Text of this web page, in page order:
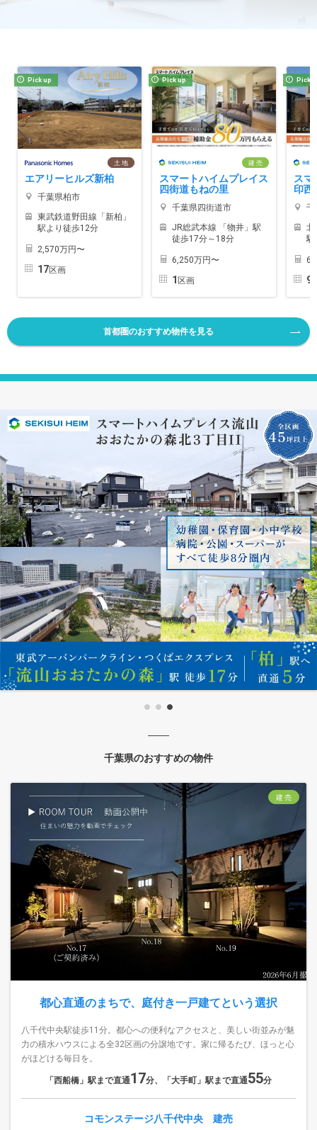
Pick up
土 地
エアリーヒルズ新柏
千葉県柏市
東武鉄道野田線「新柏」
駅より徒歩12分
2,570万円〜
17区画
Pick up
建 売
スマートハイムプレイス
四街道もねの里
千葉県四街道市
JR総武本線 「物井」駅
徒歩17分～18分
6,250万円〜
1 区画
Pick
スマ
印西
千
北
駅
9
首都圏のおすすめ物件を見る
千葉県のおすすめの物件
建 売
都心直通のまちで、庭付き一戸建てという選択
八千代中央駅徒歩11分。都心への便利なアクセスと、美しい街並みが魅
力の積水ハウスによる全32区画の分譲地です。家に帰るたび、ほっと心
がほどける毎日を。
「西船橋」駅まで直通17分、「大手町」駅まで直通55分
コモンステージ八千代中央 建売